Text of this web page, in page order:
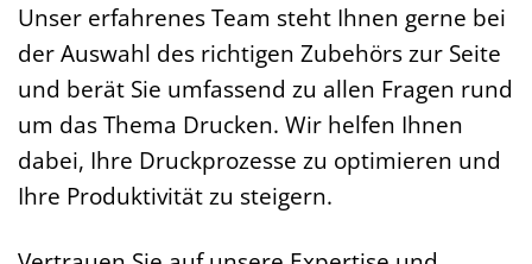
Unser erfahrenes Team steht Ihnen gerne bei
der Auswahl des richtigen Zubehörs zur Seite
und berät Sie umfassend zu allen Fragen rund
um das Thema Drucken. Wir helfen Ihnen
dabei, Ihre Druckprozesse zu optimieren und
Ihre Produktivität zu steigern.